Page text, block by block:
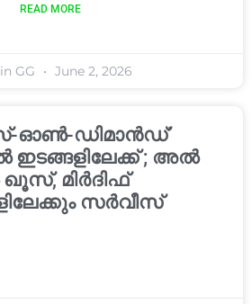
READ MORE
GG June 2, 2026
ഓൺ-ഡിമാൻഡ്’
; അൽ
മിർദിഫ്
സർവീസ്